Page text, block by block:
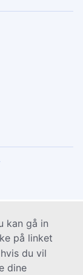
kan gå in
på linket
du vil
dine